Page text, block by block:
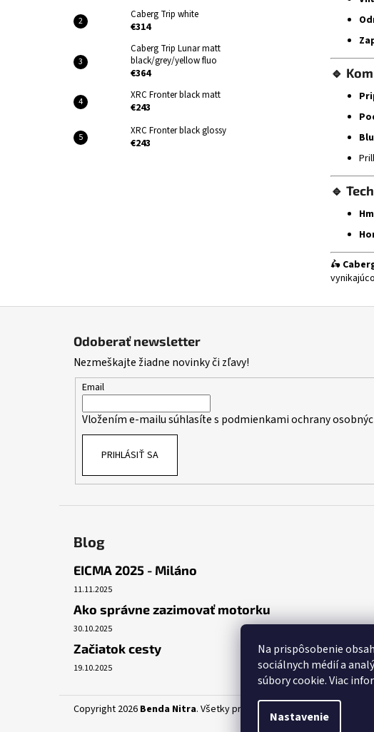
Na prispôsobenie
sociálnych médií a
súbory cookie. Viac
Nastavenie
Caberg Trip white
€314
Caberg Trip Lunar matt
black/grey/yellow fluo
€364
XRC Fronter black matt
€243
XRC Fronter black glossy
€243
🔹
🔹
🛵
Odoberať newsletter
Nezmeškajte žiadne novinky či zľavy!
Email
Vložením e-mailu súhlasíte s podmienkami ochrany
PRIHLÁSIŤ SA
Blog
EICMA 2025 - Miláno
11.11.2025
Ako správne zazimovať motorku
30.10.2025
Začiatok cesty
19.10.2025
Copyright 2026 Benda Nitra. Všetky práva vyhradené.